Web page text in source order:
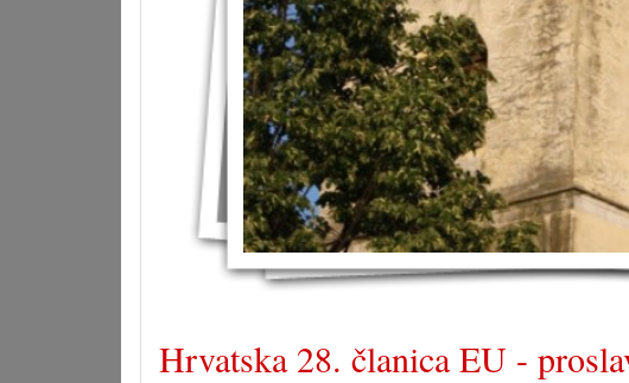
Hrvatska 28. članica EU -